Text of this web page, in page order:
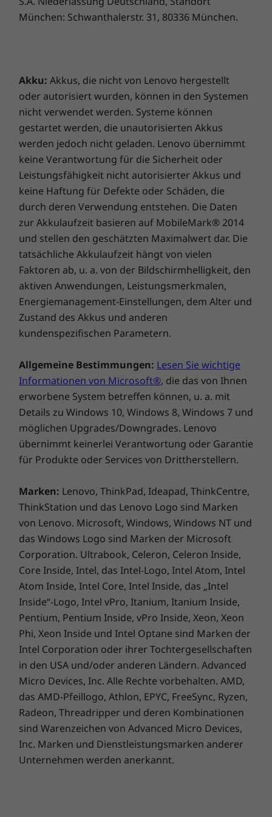
oder auf zusätzliche Sicherheit, um neugierige
Seitenverhältnis von 16:10, schmale
Displayränder, Multitouchfunktion und einen
geringen Stromverbrauch. Eyesafe ®
zertifizierte Display-Optionen schonen die
Augen durch reduzierte Blaulichtemissionen.
Zwei Lüfter für doppelte Coolness
ThinkPad Tastatur wurde neu gestaltet, sodass
sie durch einen Lufteinlass für einen besseren
Luftstrom sorgen. In Kombination mit zwei
Lüftern und einer Lüftungsöffnung an der
Rückseite sorgt das Kühlsystem des ThinkPad
X1 Yoga Gen 7 dafür, dass dieses Convertible-
Notebook auch bei Überstunden kühl bleibt.
Perfekte Sicherheit für Ihre
Anforderungen
Biometrie sorgt für zusätzliche Sicherheit auf
dem ThinkPad X1 Yoga Gen 7 Notebook – vom
An/Aus-Schalter mit integriertem
Fingerabdruckscanner, mit dem Sie sich sofort
anmelden und starten können, bis hin zur
Gesichtserkennungssoftware, die mit der
neuen IR-Kamera arbeitet. Außerdem sperrt
Weiße LED-Beleuchtung
Tasten mit Lufteinlass
Zertifizierungen
Energy Star®8.0
EPEAT®Gold
Lieferumfang
ThinkPad X1 Yoga (7. Generation)
USB-C 65 W (unterstützt die Rapid Charge
Schnellladefunktion)
QuickStart-Handbuch
Die technischen Daten können je nach Region/Modell variieren.
München: Schwanthalerstr. 31, 80336 München.
Akku: Akkus, die nicht von Lenovo hergestellt
oder autorisiert wurden, können in den Systemen
nicht verwendet werden. Systeme können
gestartet werden, die unautorisierten Akkus
werden jedoch nicht geladen. Lenovo übernimmt
keine Verantwortung für die Sicherheit oder
Leistungsfähigkeit nicht autorisierter Akkus und
keine Haftung für Defekte oder Schäden, die
durch deren Verwendung entstehen. Die Daten
zur Akkulaufzeit basieren auf MobileMark® 2014
und stellen den geschätzten Maximalwert dar. Die
tatsächliche Akkulaufzeit hängt von vielen
Faktoren ab, u. a. von der Bildschirmhelligkeit, den
aktiven Anwendungen, Leistungsmerkmalen,
Energiemanagement-Einstellungen, dem Alter und
Zustand des Akkus und anderen
kundenspezifischen Parametern.
Allgemeine Bestimmungen: Lesen Sie wichtige
Informationen von Microsoft®, die das von Ihnen
erworbene System betreffen können, u. a. mit
Details zu Windows 10, Windows 8, Windows 7 und
möglichen Upgrades/Downgrades. Lenovo
übernimmt keinerlei Verantwortung oder Garantie
für Produkte oder Services von Drittherstellern.
Marken: Lenovo, ThinkPad, Ideapad, ThinkCentre,
ThinkStation und das Lenovo Logo sind Marken
von Lenovo. Microsoft, Windows, Windows NT und
das Windows Logo sind Marken der Microsoft
Corporation. Ultrabook, Celeron, Celeron Inside,
Core Inside, Intel, das Intel-Logo, Intel Atom, Intel
Atom Inside, Intel Core, Intel Inside, das „Intel
Inside“-Logo, Intel vPro, Itanium, Itanium Inside,
Pentium, Pentium Inside, vPro Inside, Xeon, Xeon
Phi, Xeon Inside und Intel Optane sind Marken der
Intel Corporation oder ihrer Tochtergesellschaften
in den USA und/oder anderen Ländern. Advanced
Micro Devices, Inc. Alle Rechte vorbehalten. AMD,
das AMD-Pfeillogo, Athlon, EPYC, FreeSync, Ryzen,
Radeon, Threadripper und deren Kombinationen
sind Warenzeichen von Advanced Micro Devices,
Inc. Marken und Dienstleistungsmarken anderer
Unternehmen werden anerkannt.